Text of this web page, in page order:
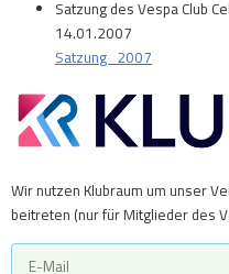
Satzung des Vespa Club
14.01.2007
Satzung_2007
Wir nutzen Klubraum um unser
beitreten (nur für Mitglieder des